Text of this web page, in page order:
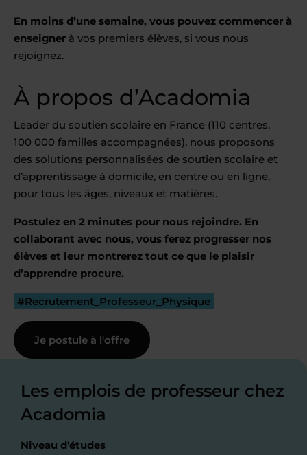
En moins d’une semaine, vous pouvez commencer à
enseigner à vos premiers élèves, si vous nous
rejoignez.
À propos d’Acadomia
Leader du soutien scolaire en France (110 centres,
100 000 familles accompagnées), nous proposons
des solutions personnalisées de soutien scolaire et
d’apprentissage à domicile, en centre ou en ligne,
pour tous les âges, niveaux et matières.
Postulez en 2 minutes pour nous rejoindre. En
collaborant avec nous, vous ferez progresser nos
élèves et leur montrerez tout ce que le plaisir
d’apprendre procure.
#Recrutement_Professeur_Physique
Je postule à l'offre
Les emplois de professeur chez
Acadomia
Niveau d'études